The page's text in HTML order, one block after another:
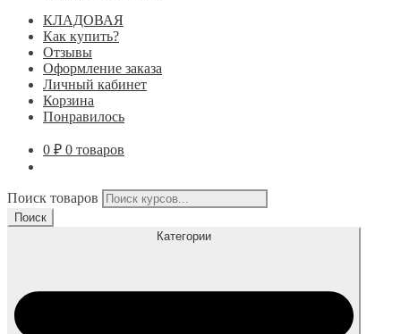
КЛАДОВАЯ
Как купить?
Отзывы
Оформление заказа
Личный кабинет
Корзина
Понравилось
0 ₽ 0 товаров
Поиск товаров
Поиск
Категории